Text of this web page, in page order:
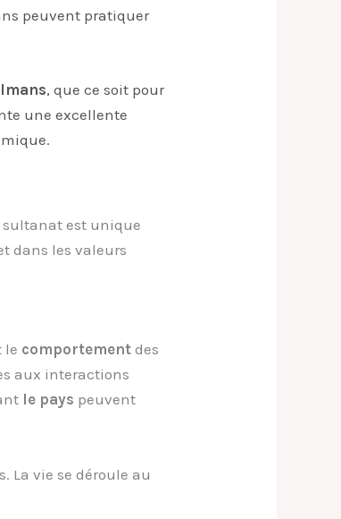
peuvent pratiquer
, que ce soit pour
une excellente
sultanat est unique
dans les valeurs
le comportement des
aux interactions
le pays peuvent
La vie se déroule au